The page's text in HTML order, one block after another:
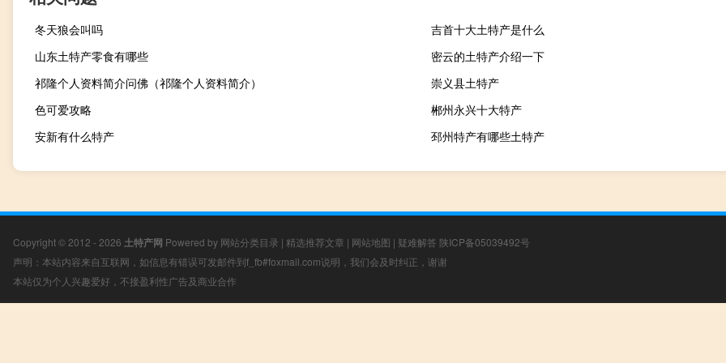
冬天狼会叫吗
吉首十大土特产是什么
山东土特产零食有哪些
密云的土特产介绍一下
祁隆个人资料简介问佛（祁隆个人资料简介）
崇义县土特产
色可爱攻略
郴州永兴十大特产
安新有什么特产
邳州特产有哪些土特产
Copyright © 2012 - 2026 土特产网 Powered by 网站分类目录 | 精选推荐文章 | 网站地图 | 疑难解答 陕ICP备05039492号
声明：本站内容来自互联网，如信息有错误可发邮件到f_fb#foxmail.com说明，我们会及时纠正，谢谢
本站仅为个人兴趣爱好，不接盈利性广告及商业合作